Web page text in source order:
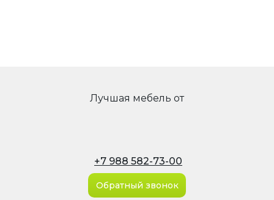
+7 988 582-73-00
Лучшая мебель от
Обратный звонок